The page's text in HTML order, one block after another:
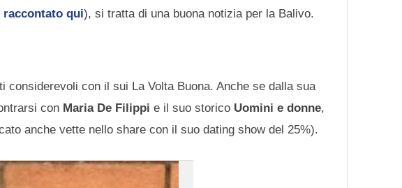
raccontato qui), si tratta di una buona notizia per la Balivo.
con il sui La Volta Buona. Anche se dalla sua
con Maria De Filippi e il suo storico Uomini e donne,
anche vette nello share con il suo dating show del 25%).